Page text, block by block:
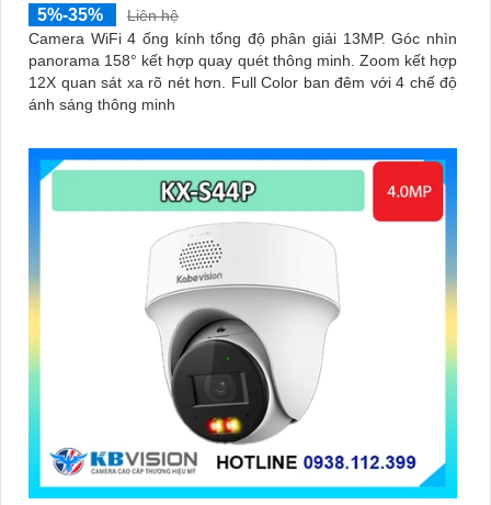
5%-35%
Liên hệ
Camera WiFi 4 ống kính tổng độ phân giải 13MP. Góc nhìn
panorama 158° kết hợp quay quét thông minh. Zoom kết hợp
12X quan sát xa rõ nét hơn. Full Color ban đêm với 4 chế độ
ánh sáng thông minh